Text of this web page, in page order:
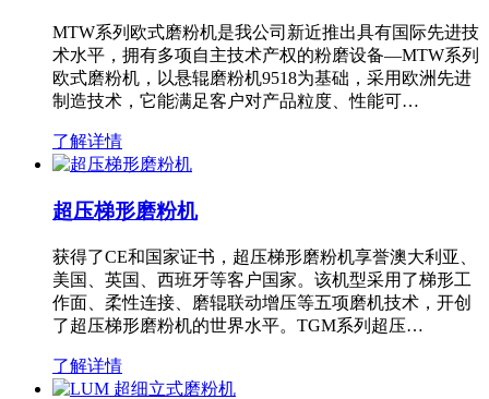
MTW系列欧式磨粉机是我公司新近推出具有国际先进技
术水平，拥有多项自主技术产权的粉磨设备—MTW系列
欧式磨粉机，以悬辊磨粉机9518为基础，采用欧洲先进
制造技术，它能满足客户对产品粒度、性能可…
了解详情
超压梯形磨粉机
获得了CE和国家证书，超压梯形磨粉机享誉澳大利亚、
美国、英国、西班牙等客户国家。该机型采用了梯形工
作面、柔性连接、磨辊联动增压等五项磨机技术，开创
了超压梯形磨粉机的世界水平。TGM系列超压…
了解详情